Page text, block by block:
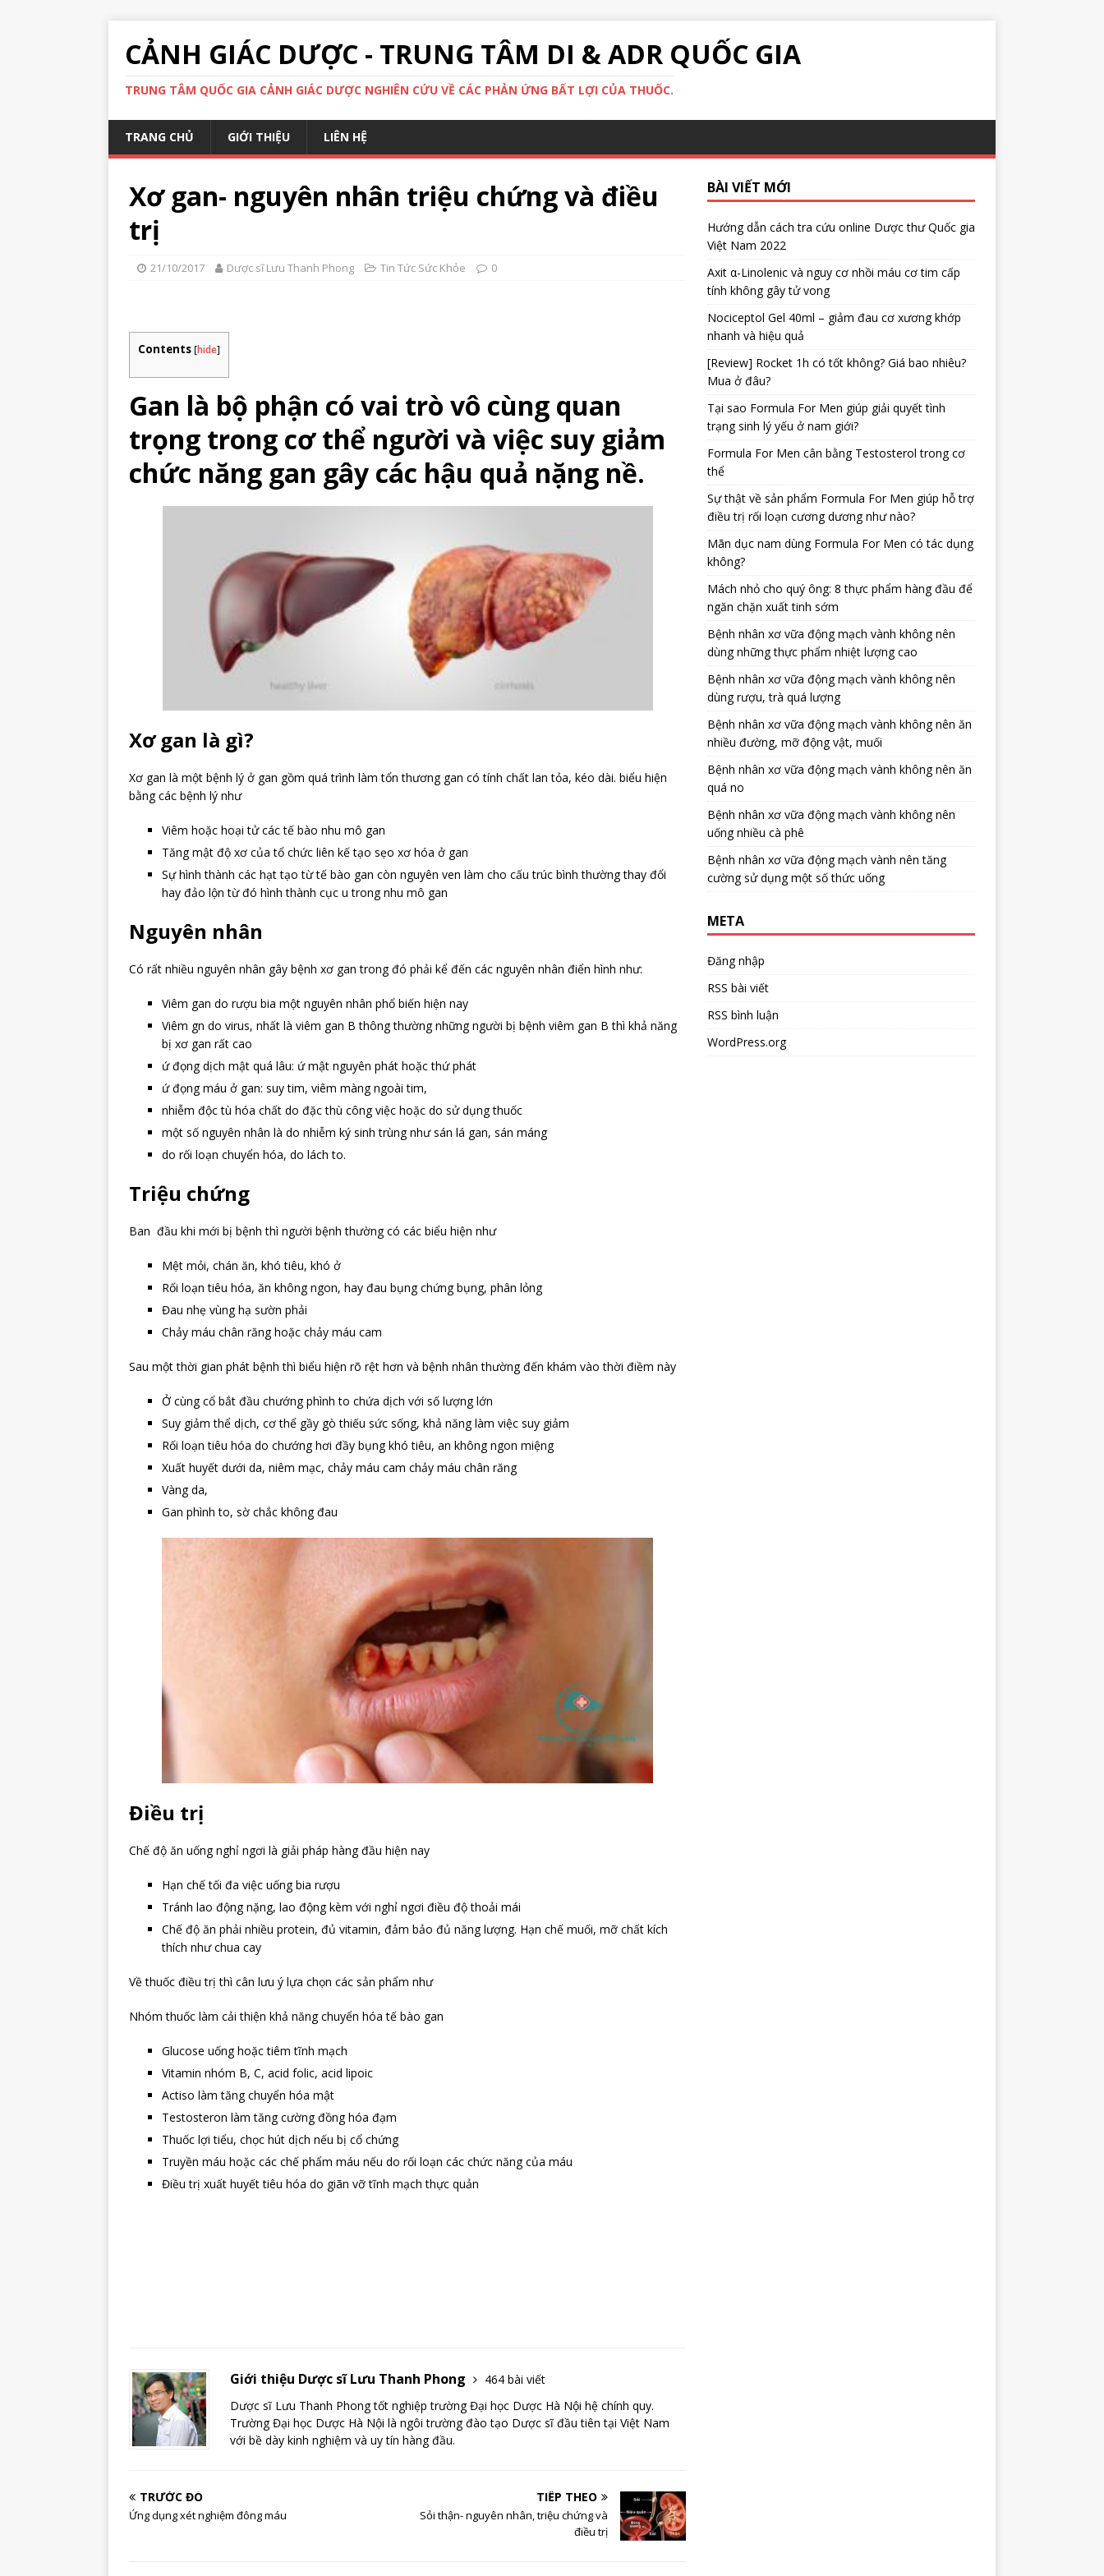
CẢNH GIÁC DƯỢC - TRUNG TÂM DI & ADR QUỐC GIA
TRUNG TÂM QUỐC GIA CẢNH GIÁC DƯỢC NGHIÊN CỨU VỀ CÁC PHẢN ỨNG BẤT LỢI CỦA THUỐC.
TRANG CHỦ GIỚI THIỆU LIÊN HỆ
Xơ gan- nguyên nhân triệu chứng và điều
trị
21/10/2017 Dược sĩ Lưu Thanh Phong Tin Tức Sức Khỏe 0
Contents [hide]
Gan là bộ phận có vai trò vô cùng quan
trọng trong cơ thể người và việc suy giảm
chức năng gan gây các hậu quả nặng nề.
Xơ gan là gì?
Xơ gan là một bệnh lý ở gan gồm quá trình làm tổn thương gan có tính chất lan tỏa, kéo dài. biểu hiện
bằng các bệnh lý như
Viêm hoặc hoại tử các tế bào nhu mô gan
Tăng mật độ xơ của tổ chức liên kế tạo sẹo xơ hóa ở gan
Sự hình thành các hạt tạo từ tế bào gan còn nguyên ven làm cho cấu trúc bình thường thay đổi
hay đảo lộn từ đó hình thành cục u trong nhu mô gan
Nguyên nhân
Có rất nhiều nguyên nhân gây bệnh xơ gan trong đó phải kể đến các nguyên nhân điển hình như:
Viêm gan do rượu bia một nguyên nhân phổ biến hiện nay
Viêm gn do virus, nhất là viêm gan B thông thường những người bị bệnh viêm gan B thì khả năng
bị xơ gan rất cao
ứ đọng dịch mật quá lâu: ứ mật nguyên phát hoặc thứ phát
ứ đọng máu ở gan: suy tim, viêm màng ngoài tim,
nhiễm độc tù hóa chất do đặc thù công việc hoặc do sử dụng thuốc
một số nguyên nhân là do nhiễm ký sinh trùng như sán lá gan, sán máng
do rối loạn chuyển hóa, do lách to.
Triệu chứng
Ban đầu khi mới bị bệnh thì người bệnh thường có các biểu hiện như
Mệt mỏi, chán ăn, khó tiêu, khó ở
Rối loạn tiêu hóa, ăn không ngon, hay đau bụng chứng bụng, phân lỏng
Đau nhẹ vùng hạ sườn phải
Chảy máu chân răng hoặc chảy máu cam
Sau một thời gian phát bệnh thì biểu hiện rõ rệt hơn và bệnh nhân thường đến khám vào thời điềm này
Ở cùng cổ bắt đầu chướng phình to chứa dịch với số lượng lớn
Suy giảm thể dịch, cơ thể gầy gò thiếu sức sống, khả năng làm việc suy giảm
Rối loạn tiêu hóa do chướng hơi đầy bụng khó tiêu, an không ngon miệng
Xuất huyết dưới da, niêm mạc, chảy máu cam chảy máu chân răng
Vàng da,
Gan phình to, sờ chắc không đau
Điều trị
Chế độ ăn uống nghỉ ngơi là giải pháp hàng đầu hiện nay
Hạn chế tối đa việc uống bia rượu
Tránh lao động nặng, lao động kèm với nghỉ ngơi điều độ thoải mái
Chế độ ăn phải nhiều protein, đủ vitamin, đảm bảo đủ năng lượng. Hạn chế muối, mỡ chất kích
thích như chua cay
Về thuốc điều trị thì cân lưu ý lựa chọn các sản phẩm như
Nhóm thuốc làm cải thiện khả năng chuyển hóa tế bào gan
Glucose uống hoặc tiêm tĩnh mạch
Vitamin nhóm B, C, acid folic, acid lipoic
Actiso làm tăng chuyển hóa mật
Testosteron làm tăng cường đồng hóa đạm
Thuốc lợi tiểu, chọc hút dịch nếu bị cổ chứng
Truyền máu hoặc các chế phẩm máu nếu do rối loạn các chức năng của máu
Điều trị xuất huyết tiêu hóa do giãn vỡ tĩnh mạch thực quản
Giới thiệu Dược sĩ Lưu Thanh Phong
464 bài viết
Dược sĩ Lưu Thanh Phong tốt nghiệp trường Đại học Dược Hà Nội hệ chính quy.
Trường Đại học Dược Hà Nội là ngôi trường đào tạo Dược sĩ đầu tiên tại Việt Nam
với bề dày kinh nghiệm và uy tín hàng đầu.
TRƯỚC ĐÓ
Ứng dụng xét nghiệm đông máu
TIẾP THEO
Sỏi thận- nguyên nhân, triệu chứng và
điều trị
BÀI VIẾT MỚI
Hướng dẫn cách tra cứu online Dược thư Quốc gia
Việt Nam 2022
Axit α-Linolenic và nguy cơ nhồi máu cơ tim cấp
tính không gây tử vong
Nociceptol Gel 40ml – giảm đau cơ xương khớp
nhanh và hiệu quả
[Review] Rocket 1h có tốt không? Giá bao nhiêu?
Mua ở đâu?
Tại sao Formula For Men giúp giải quyết tình
trạng sinh lý yếu ở nam giới?
Formula For Men cân bằng Testosterol trong cơ
thể
Sự thật về sản phẩm Formula For Men giúp hỗ trợ
điều trị rối loạn cương dương như nào?
Mãn dục nam dùng Formula For Men có tác dụng
không?
Mách nhỏ cho quý ông: 8 thực phẩm hàng đầu để
ngăn chặn xuất tinh sớm
Bệnh nhân xơ vữa động mạch vành không nên
dùng những thực phẩm nhiệt lượng cao
Bệnh nhân xơ vữa động mạch vành không nên
dùng rượu, trà quá lượng
Bệnh nhân xơ vữa động mạch vành không nên ăn
nhiều đường, mỡ động vật, muối
Bệnh nhân xơ vữa động mạch vành không nên ăn
quá no
Bệnh nhân xơ vữa động mạch vành không nên
uống nhiều cà phê
Bệnh nhân xơ vữa động mạch vành nên tăng
cường sử dụng một số thức uống
META
Đăng nhập
RSS bài viết
RSS bình luận
WordPress.org